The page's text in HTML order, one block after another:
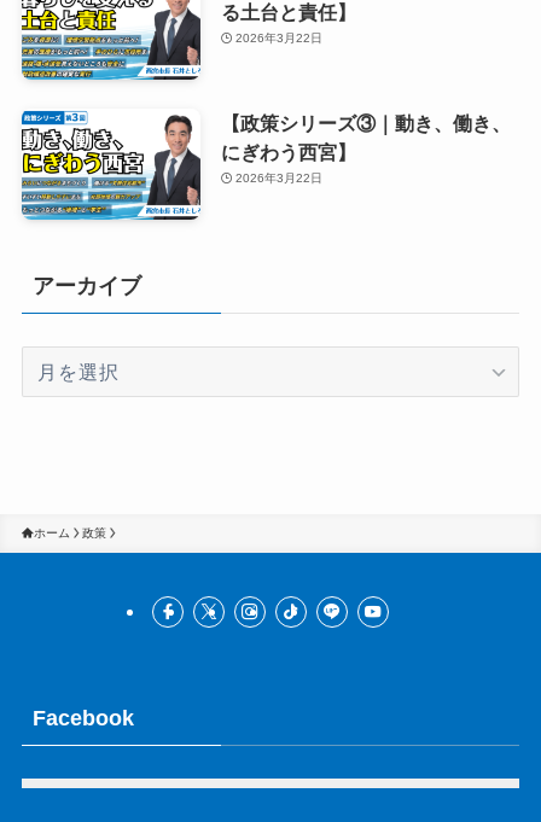
る土台と責任】
2026年3月22日
【政策シリーズ③｜動き、働き、
にぎわう西宮】
2026年3月22日
アーカイブ
ホーム 政策
Facebook